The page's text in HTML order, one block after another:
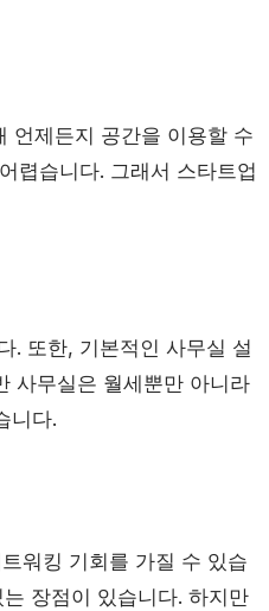
언제든지 공간을 이용할 수
렵습니다. 그래서 스타트업
. 또한, 기본적인 사무실 설
사무실은 월세뿐만 아니라
니다.
워킹 기회를 가질 수 있습
장점이 있습니다. 하지만